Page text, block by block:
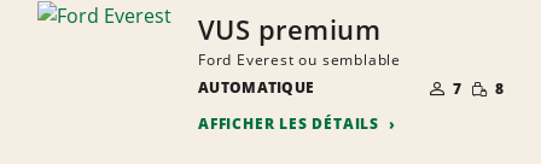
VUS premium
Ford Everest ou semblable
AUTOMATIQUE
NOMBRE DE
PERSONNES
7 RÉDUITE
8
AFFICHER LES DÉTAILS